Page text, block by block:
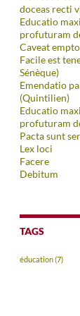
doceas recti
Educatio
profuturam
Caveat
Facile est
Sénèque)
Emendatio
(Quintilien)
Educatio
profuturam
Pacta sunt
Lex loci
Facere
Debitum
TAGS
éducation(7)